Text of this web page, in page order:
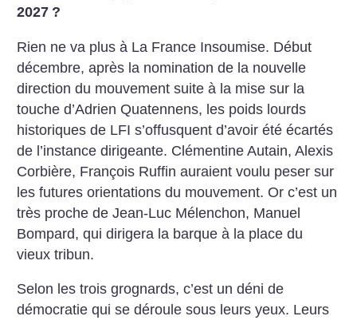
2027 ?
Rien ne va plus à La France Insoumise. Début
décembre, après la nomination de la nouvelle
direction du mouvement suite à la mise sur la
touche d’Adrien Quatennens, les poids lourds
historiques de LFI s’offusquent d’avoir été écartés
de l’instance dirigeante. Clémentine Autain, Alexis
Corbière, François Ruffin auraient voulu peser sur
les futures orientations du mouvement. Or c’est un
très proche de Jean-Luc Mélenchon, Manuel
Bompard, qui dirigera la barque à la place du
vieux tribun.
Selon les trois grognards, c’est un déni de
démocratie qui se déroule sous leurs yeux. Leurs